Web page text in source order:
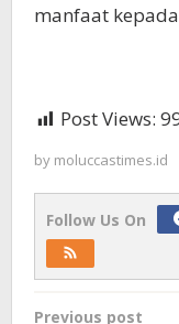
manfaat
Post Views:
by moluccastimes.id
Follow Us On
Post
Previous post